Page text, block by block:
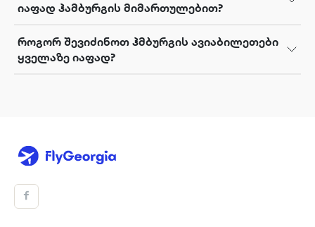
იაფად ჰამბურგის მიმართულებით?
როგორ შევიძინოთ ჰმბურგის ავიაბილეთები
ყველაზე იაფად?